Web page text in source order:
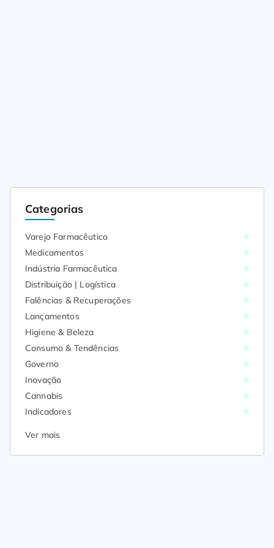
Categorias
Varejo Farmacêutico
Medicamentos
Indústria Farmacêutica
Distribuição | Logística
Falências & Recuperações
Lançamentos
Higiene & Beleza
Consumo & Tendências
Governo
Inovação
Cannabis
Indicadores
Ver mais